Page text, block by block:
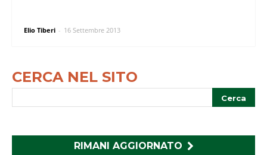
Elio Tiberi - 16 Settembre 2013
CERCA NEL SITO
RIMANI AGGIORNATO